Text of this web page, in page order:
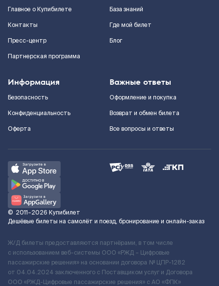
Главное о Купибилете
Контакты
Пресс-центр
Партнерская программа
База знаний
Где мой билет
Блог
Информация
Безопасность
Конфиденциальность
Оферта
Важные ответы
Оформление и покупка
Возврат и обмен билета
Все вопросы и ответы
© 2011–2026 Купибилет
Дешёвые билеты на самолёт и поезд, бронирование и онлайн-заказ
Ж/Д билеты предоставляются партнёрами, в том числе
с использованием веб-системы ООО «РЖД – Цифровые
пассажирские решения» на основании договора № ЦПР-1282
от 04.04.2024 заключенного с Поставщиком услуг и Договора
ООО «РЖД-Цифровые пассажирские решения» c АО «ФПК»